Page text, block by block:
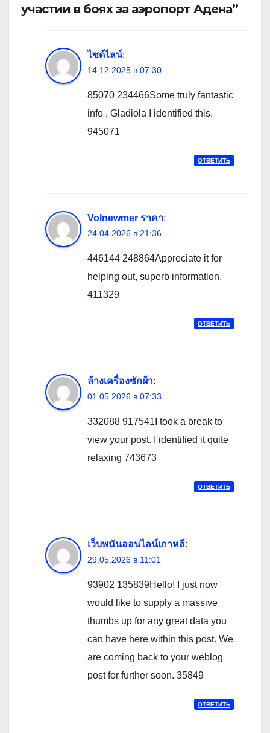
участии в боях за аэропорт Адена”
ไซด์ไลน์:
14.12.2025 в 07:30
85070 234466Some truly fantastic
info , Gladiola I identified this.
945071
ОТВЕТИТЬ
Volnewmer ราคา:
24.04.2026 в 21:36
446144 248864Appreciate it for
helping out, superb information.
411329
ОТВЕТИТЬ
ล้างเครื่องซักผ้า:
01.05.2026 в 07:33
332088 917541I took a break to
view your post. I identified it quite
relaxing 743673
ОТВЕТИТЬ
เว็บพนันออนไลน์เกาหลี:
29.05.2026 в 11:01
93902 135839Hello! I just now
would like to supply a massive
thumbs up for any great data you
can have here within this post. We
are coming back to your weblog
post for further soon. 35849
ОТВЕТИТЬ